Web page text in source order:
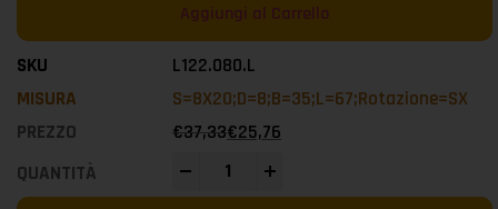
Aggiungi al Carrello
L122.080.L
S=8X20;D=8;B=35;L=67;Rotazione=SX
€37,33€25,76